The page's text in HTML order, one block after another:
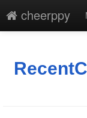
cheerppy
最終更新